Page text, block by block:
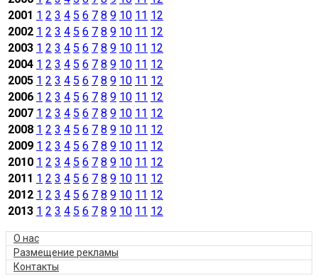
2001 1 2 3 4 5 6 7 8 9 10 11 12
2002 1 2 3 4 5 6 7 8 9 10 11 12
2003 1 2 3 4 5 6 7 8 9 10 11 12
2004 1 2 3 4 5 6 7 8 9 10 11 12
2005 1 2 3 4 5 6 7 8 9 10 11 12
2006 1 2 3 4 5 6 7 8 9 10 11 12
2007 1 2 3 4 5 6 7 8 9 10 11 12
2008 1 2 3 4 5 6 7 8 9 10 11 12
2009 1 2 3 4 5 6 7 8 9 10 11 12
2010 1 2 3 4 5 6 7 8 9 10 11 12
2011 1 2 3 4 5 6 7 8 9 10 11 12
2012 1 2 3 4 5 6 7 8 9 10 11 12
2013 1 2 3 4 5 6 7 8 9 10 11 12
О нас
Размещение рекламы
Контакты